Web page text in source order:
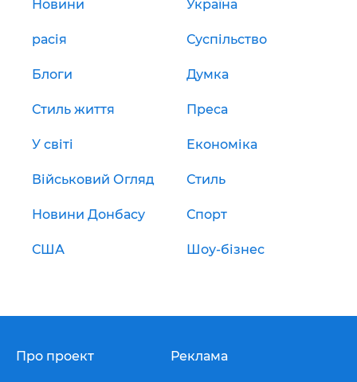
Новини Україна
расія Суспільство
Блоги Думка
Стиль життя Преса
У світі Економіка
Військовий Огляд Стиль
Новини Донбасу Спорт
США Шоу-бізнес
Про проект Реклама